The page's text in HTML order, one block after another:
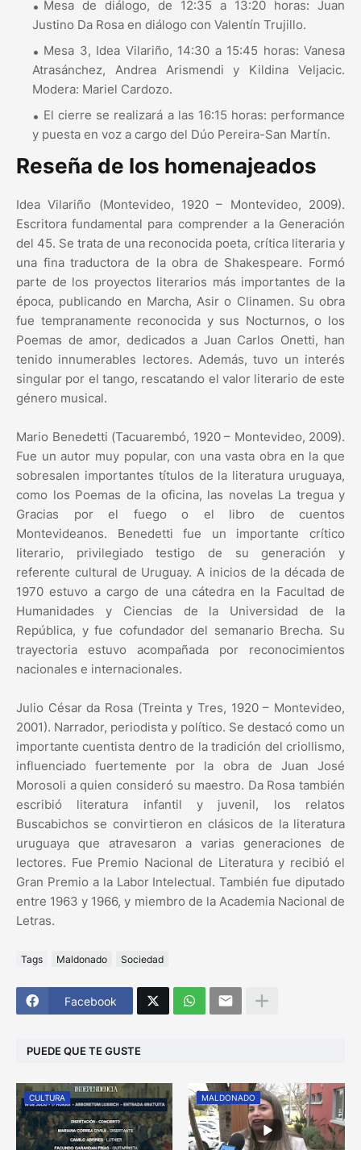
Mesa de diálogo, de 12:35 a 13:20 horas: Juan
Justino Da Rosa en diálogo con Valentín Trujillo.
Mesa 3, Idea Vilariño, 14:30 a 15:45 horas: Vanesa
Atrasánchez, Andrea Arismendi y Kildina Veljacic.
Modera: Mariel Cardozo.
El cierre se realizará a las 16:15 horas: performance
y puesta en voz a cargo del Dúo Pereira-San Martín.
Reseña de los homenajeados
Idea Vilariño (Montevideo, 1920 – Montevideo, 2009).
Escritora fundamental para comprender a la Generación
del 45. Se trata de una reconocida poeta, crítica literaria y
una fina traductora de la obra de Shakespeare. Formó
parte de los proyectos literarios más importantes de la
época, publicando en Marcha, Asir o Clinamen. Su obra
fue tempranamente reconocida y sus Nocturnos, o los
Poemas de amor, dedicados a Juan Carlos Onetti, han
tenido innumerables lectores. Además, tuvo un interés
singular por el tango, rescatando el valor literario de este
género musical.
Mario Benedetti (Tacuarembó, 1920 – Montevideo, 2009).
Fue un autor muy popular, con una vasta obra en la que
sobresalen importantes títulos de la literatura uruguaya,
como los Poemas de la oficina, las novelas La tregua y
Gracias por el fuego o el libro de cuentos
Montevideanos. Benedetti fue un importante crítico
literario, privilegiado testigo de su generación y
referente cultural de Uruguay. A inicios de la década de
1970 estuvo a cargo de una cátedra en la Facultad de
Humanidades y Ciencias de la Universidad de la
República, y fue cofundador del semanario Brecha. Su
trayectoria estuvo acompañada por reconocimientos
nacionales e internacionales.
Julio César da Rosa (Treinta y Tres, 1920 – Montevideo,
2001). Narrador, periodista y político. Se destacó como un
importante cuentista dentro de la tradición del criollismo,
influenciado fuertemente por la obra de Juan José
Morosoli a quien consideró su maestro. Da Rosa también
escribió literatura infantil y juvenil, los relatos
Buscabichos se convirtieron en clásicos de la literatura
uruguaya que atravesaron a varias generaciones de
lectores. Fue Premio Nacional de Literatura y recibió el
Gran Premio a la Labor Intelectual. También fue diputado
entre 1963 y 1966, y miembro de la Academia Nacional de
Letras.
Tags Maldonado Sociedad
Facebook
PUEDE QUE TE GUSTE
CULTURA MALDONADO